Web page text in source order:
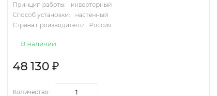
Принцип работы:
инверторный
Способ установки:
настенный
Страна производитель:
Россия
В наличии
48 130 ₽
Количество: